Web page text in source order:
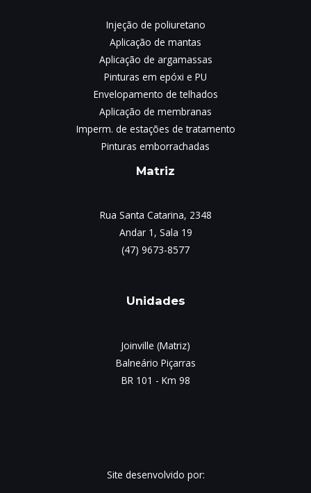
Injeção de poliuretano
Aplicação de mantas
Aplicação de argamassas
Pinturas em epóxi e PU
Envelopamento de telhados
Aplicação de membranas
Imperm. de estações de tratamento
Pinturas emborrachadas
Matriz
Rua Santa Catarina, 2348
Andar 1, Sala 19
(47) 9673-8577
Unidades
Joinville (Matriz)
Balneário Piçarras
BR 101 - Km 98
Site desenvolvido por: